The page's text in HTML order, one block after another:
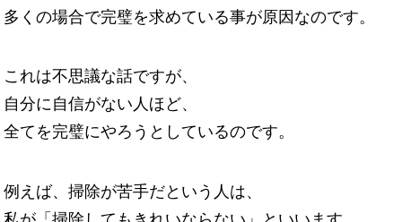
多くの場合で完璧を求めている事が原因なのです。
これは不思議な話ですが、
自分に自信がない人ほど、
全てを完璧にやろうとしているのです。
例えば、掃除が苦手だという人は、